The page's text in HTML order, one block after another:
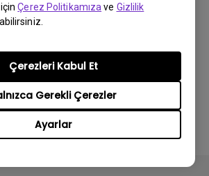
içinÇerez Politikamıza ve Gizlilik
Ayarlar
Gerekli Çerezler
Çerezleri Kabul Et
11/14